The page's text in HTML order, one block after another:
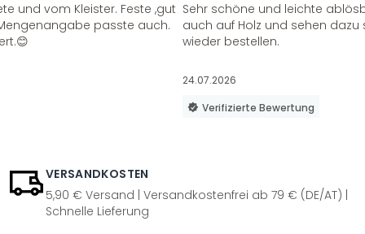
und vom Kleister. Feste ,gut
passte auch.
Sehr schöne und leichte
auch auf Holz und sehen
wieder bestellen.
24.07.2026
Verifizierte Bewertung
VERSANDKOSTEN
5,90 € Versand | Versandkostenfrei ab 79 € (DE/AT) |
Schnelle Lieferung